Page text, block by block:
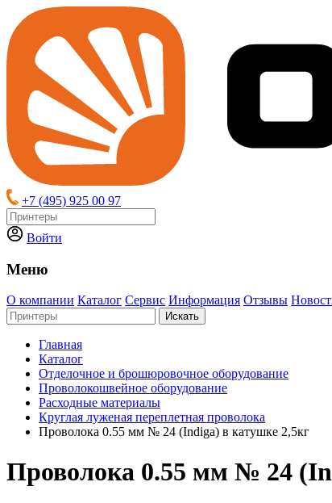
+7 (495) 925 00 97
Войти
Меню
О компании Каталог Сервис Информация Отзывы
Искать
Главная
Каталог
Отделочное и брошюровочное оборудование
Проволокошвейное оборудование
Расходные материалы
Круглая луженая переплетная проволока
Проволока 0.55 мм № 24 (Indiga) в катушке 2,5кг
Проволока 0.55 мм № 24